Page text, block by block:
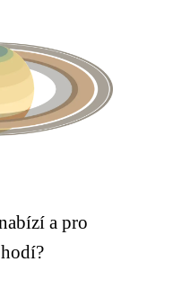
a pro